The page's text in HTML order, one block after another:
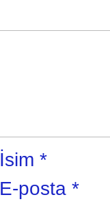
İsim *
E-posta *